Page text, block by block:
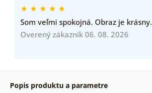
Som veľmi spokojná. Obraz je krásny.
Overený zákazník 06. 08. 2026
Popis produktu a parametre